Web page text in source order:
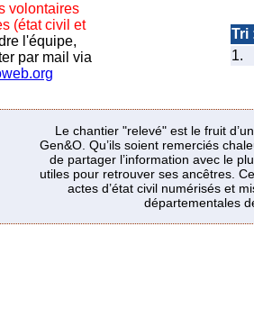
volontaires
(état civil et
l'équipe,
par mail via
Tri
1.
Le chantier "relevé" est le fruit
Gen&O. Qu’ils soient remerciés
de partager l’information avec le
utiles pour retrouver ses ancêtres.
actes d’état civil numérisés et
départementales